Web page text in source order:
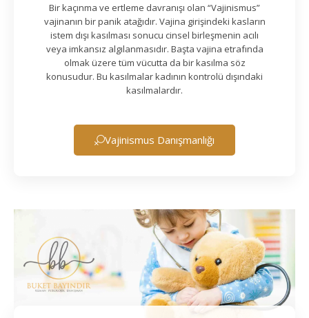
Bir kaçınma ve ertleme davranışı olan “Vajinismus”
vajinanın bir panik atağıdır. Vajina girişindeki kasların
istem dışı kasılması sonucu cinsel birleşmenin acılı
veya imkansız algılanmasıdır. Başta vajina etrafında
olmak üzere tüm vücutta da bir kasılma söz
konusudur. Bu kasılmalar kadının kontrolü dışındaki
kasılmalardır.
Vajinismus Danışmanlığı